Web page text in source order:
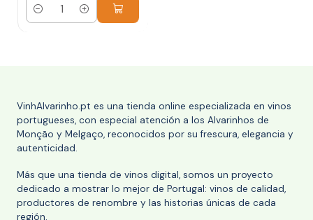
Cantidad
VinhAlvarinho.pt es una tienda online especializada en vinos
portugueses, con especial atención a los Alvarinhos de
Monção y Melgaço, reconocidos por su frescura, elegancia y
autenticidad.
Más que una tienda de vinos digital, somos un proyecto
dedicado a mostrar lo mejor de Portugal: vinos de calidad,
productores de renombre y las historias únicas de cada
región.